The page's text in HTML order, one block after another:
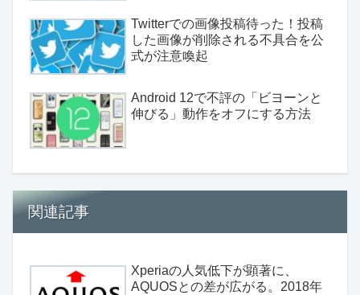
Twitterでの画像投稿待った！投稿
した画像が削除される不具合を公
式が注意喚起
Android 12で不評の「ビヨーンと
伸びる」動作をオフにする方法
関連記事
Xperiaの人気低下が顕著に、
AQUOSとの差が広がる。2018年